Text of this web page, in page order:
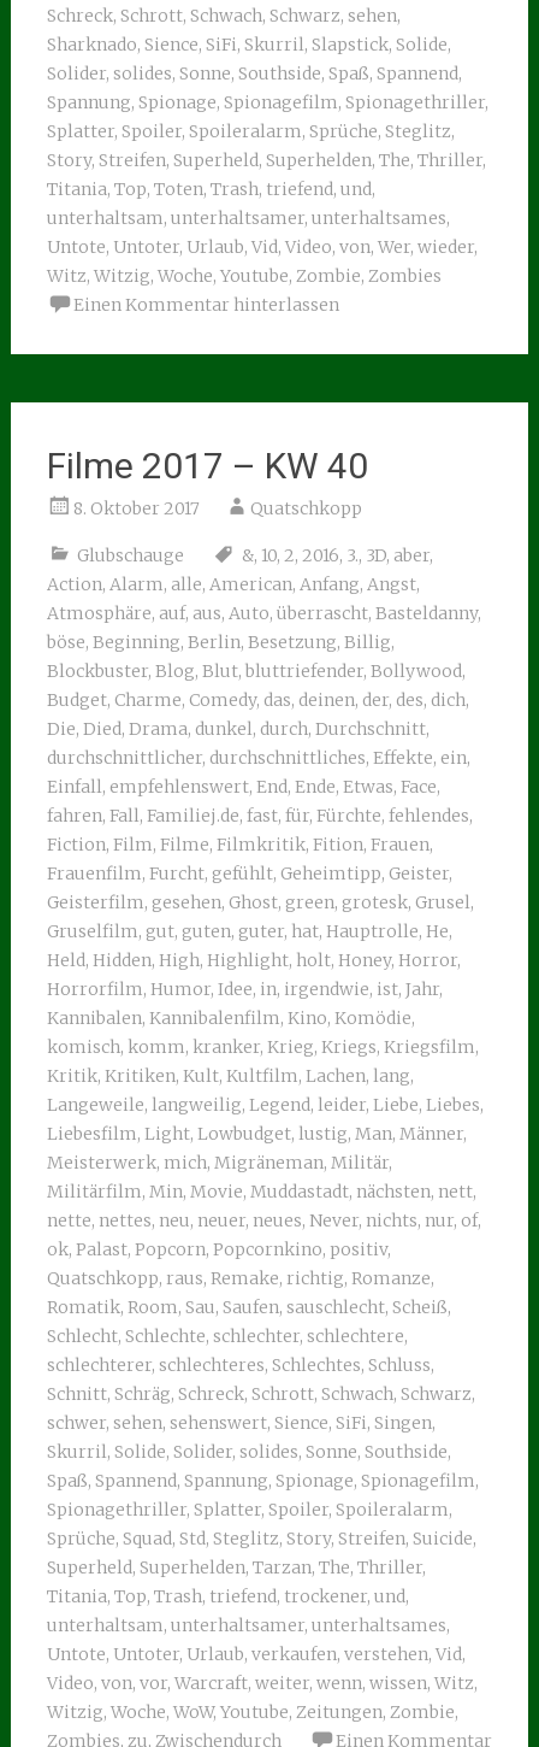
Schreck, Schrott, Schwach, Schwarz, sehen,
Sharknado, Sience, SiFi, Skurril, Slapstick, Solide,
Solider, solides, Sonne, Southside, Spaß, Spannend,
Spannung, Spionage, Spionagefilm, Spionagethriller,
Splatter, Spoiler, Spoileralarm, Sprüche, Steglitz,
Story, Streifen, Superheld, Superhelden, The, Thriller,
Titania, Top, Toten, Trash, triefend, und,
unterhaltsam, unterhaltsamer, unterhaltsames,
Untote, Untoter, Urlaub, Vid, Video, von, Wer, wieder,
Witz, Witzig, Woche, Youtube, Zombie, Zombies
Einen Kommentar hinterlassen
Filme 2017 – KW 40
8. Oktober 2017 Quatschkopp
Glubschauge &, 10, 2, 2016, 3., 3D, aber,
Action, Alarm, alle, American, Anfang, Angst,
Atmosphäre, auf, aus, Auto, überrascht, Basteldanny,
böse, Beginning, Berlin, Besetzung, Billig,
Blockbuster, Blog, Blut, bluttriefender, Bollywood,
Budget, Charme, Comedy, das, deinen, der, des, dich,
Die, Died, Drama, dunkel, durch, Durchschnitt,
durchschnittlicher, durchschnittliches, Effekte, ein,
Einfall, empfehlenswert, End, Ende, Etwas, Face,
fahren, Fall, Familiej.de, fast, für, Fürchte, fehlendes,
Fiction, Film, Filme, Filmkritik, Fition, Frauen,
Frauenfilm, Furcht, gefühlt, Geheimtipp, Geister,
Geisterfilm, gesehen, Ghost, green, grotesk, Grusel,
Gruselfilm, gut, guten, guter, hat, Hauptrolle, He,
Held, Hidden, High, Highlight, holt, Honey, Horror,
Horrorfilm, Humor, Idee, in, irgendwie, ist, Jahr,
Kannibalen, Kannibalenfilm, Kino, Komödie,
komisch, komm, kranker, Krieg, Kriegs, Kriegsfilm,
Kritik, Kritiken, Kult, Kultfilm, Lachen, lang,
Langeweile, langweilig, Legend, leider, Liebe, Liebes,
Liebesfilm, Light, Lowbudget, lustig, Man, Männer,
Meisterwerk, mich, Migräneman, Militär,
Militärfilm, Min, Movie, Muddastadt, nächsten, nett,
nette, nettes, neu, neuer, neues, Never, nichts, nur, of,
ok, Palast, Popcorn, Popcornkino, positiv,
Quatschkopp, raus, Remake, richtig, Romanze,
Romatik, Room, Sau, Saufen, sauschlecht, Scheiß,
Schlecht, Schlechte, schlechter, schlechtere,
schlechterer, schlechteres, Schlechtes, Schluss,
Schnitt, Schräg, Schreck, Schrott, Schwach, Schwarz,
schwer, sehen, sehenswert, Sience, SiFi, Singen,
Skurril, Solide, Solider, solides, Sonne, Southside,
Spaß, Spannend, Spannung, Spionage, Spionagefilm,
Spionagethriller, Splatter, Spoiler, Spoileralarm,
Sprüche, Squad, Std, Steglitz, Story, Streifen, Suicide,
Superheld, Superhelden, Tarzan, The, Thriller,
Titania, Top, Trash, triefend, trockener, und,
unterhaltsam, unterhaltsamer, unterhaltsames,
Untote, Untoter, Urlaub, verkaufen, verstehen, Vid,
Video, von, vor, Warcraft, weiter, wenn, wissen, Witz,
Witzig, Woche, WoW, Youtube, Zeitungen, Zombie,
Zombies, zu, Zwischendurch Einen Kommentar